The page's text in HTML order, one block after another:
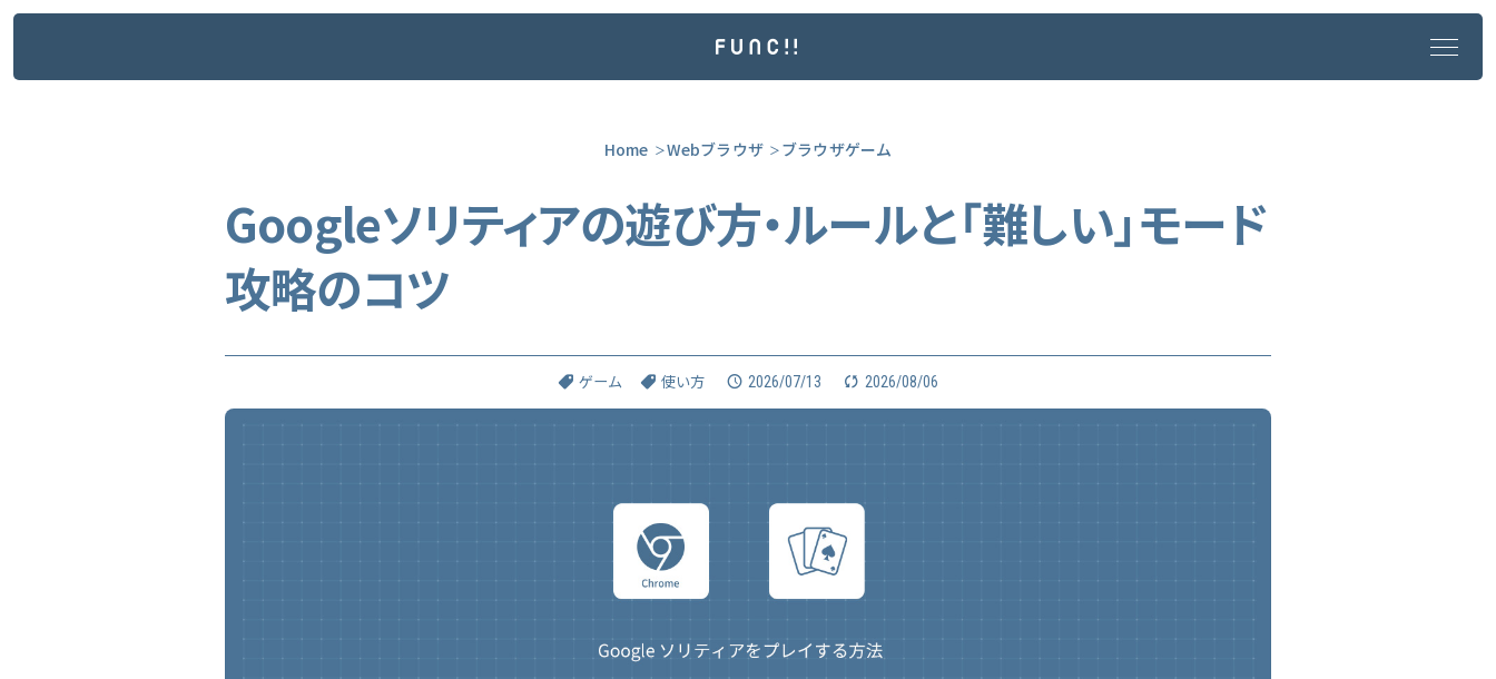
Win dows 11
Mi cro sof
Home Webブラウザ ブラウザゲーム
Googleソリティアの遊び方・ルールと「難しい」モード
攻略のコツ
ゲーム 使い方 2026/07/13 2026/08/06